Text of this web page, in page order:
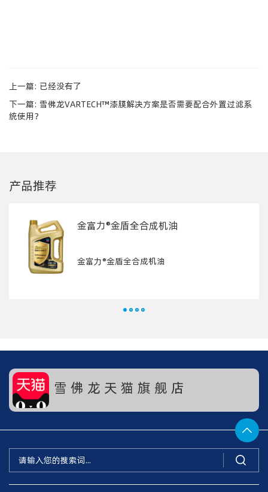
上一篇: 已经没有了
下一篇: 雪佛龙VARTECH™漆膜解决方案是否需要配合外置过滤系
统使用？
产品推荐
金富力®金盾全合成机油
金富力®金盾全合成机油
雪 佛 龙 天 猫 旗 舰 店

